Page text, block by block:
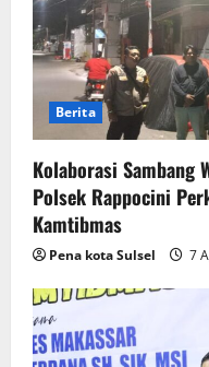
Berita
Kolaborasi Sambang
Polsek Rappocini
Kamtibmas
Pena kota Sulsel 7